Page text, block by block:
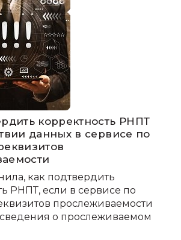
корректность РНПТ
данных в сервисе по
как подтвердить
РНПТ, если в сервисе по
прослеживаемости
сведения о прослеживаемом